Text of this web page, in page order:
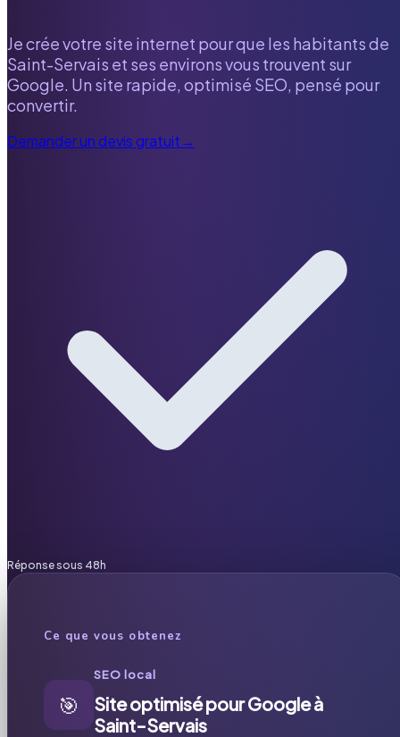
Je crée votre site internet pour que les habitants de
Saint-Servais et ses environs vous trouvent sur
Google. Un site rapide, optimisé SEO, pensé pour
convertir.
Demander un devis gratuit→
Réponse sous 48h
Ce que vous obtenez
🎯
SEO local
Site optimisé pour Google à
Saint-Servais